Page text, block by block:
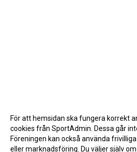
För att hemsidan ska fungera korrekt
cookies från SportAdmin. Dessa går
Föreningen kan också använda
eller marknadsföring. Du väljer själv